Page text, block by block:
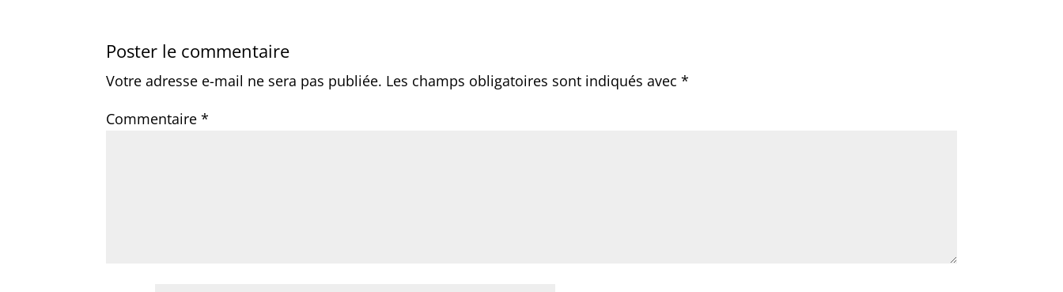
Poster le commentaire
Votre adresse e-mail ne sera pas publiée. Les champs obligatoires sont indiqués avec*
Commentaire*